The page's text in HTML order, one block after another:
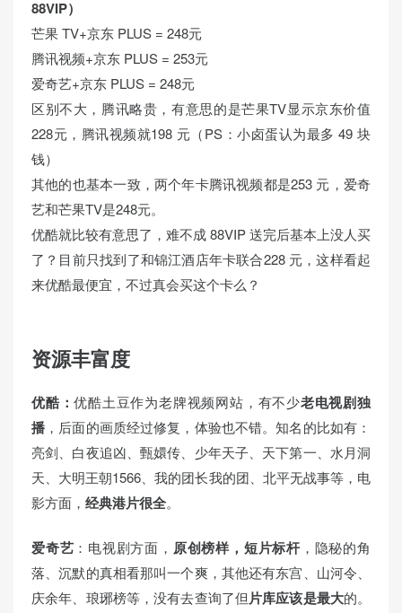
88VIP）
芒果 TV+京东 PLUS = 248元
腾讯视频+京东 PLUS = 253元
爱奇艺+京东 PLUS = 248元
区别不大，腾讯略贵，有意思的是芒果TV显示京东价值
228元，腾讯视频就198 元（PS：小卤蛋认为最多 49 块
钱）
其他的也基本一致，两个年卡腾讯视频都是253 元，爱奇
艺和芒果TV是248元。
优酷就比较有意思了，难不成 88VIP 送完后基本上没人买
了？目前只找到了和锦江酒店年卡联合228 元，这样看起
来优酷最便宜，不过真会买这个卡么？
资源丰富度
优酷：优酷土豆作为老牌视频网站，有不少老电视剧独
播 ，后面的画质经过修复，体验也不错。知名的比如有：
亮剑、白夜追凶、甄嬛传、少年天子、天下第一、水月洞
天、大明王朝1566、我的团长我的团、北平无战事等，电
影方面， 经典港片很全。
爱奇艺 ：电视剧方面， 原创榜样，短片标杆，隐秘的角
落、沉默的真相看那叫一个爽，其他还有东宫、山河令、
庆余年、琅琊榜等，没有去查询了但片库应该是最大的。